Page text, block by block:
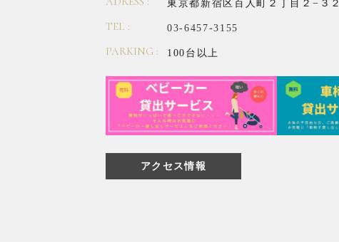
東京都新宿区百人町２丁目２−３２
TEL : 03-6457-3155
PARKING : 100台以上
アクセス情報